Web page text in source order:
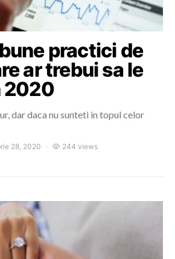
practici de
ar trebui sa le
2020
dar daca nu sunteti in topul celor
28, 2020 244 views